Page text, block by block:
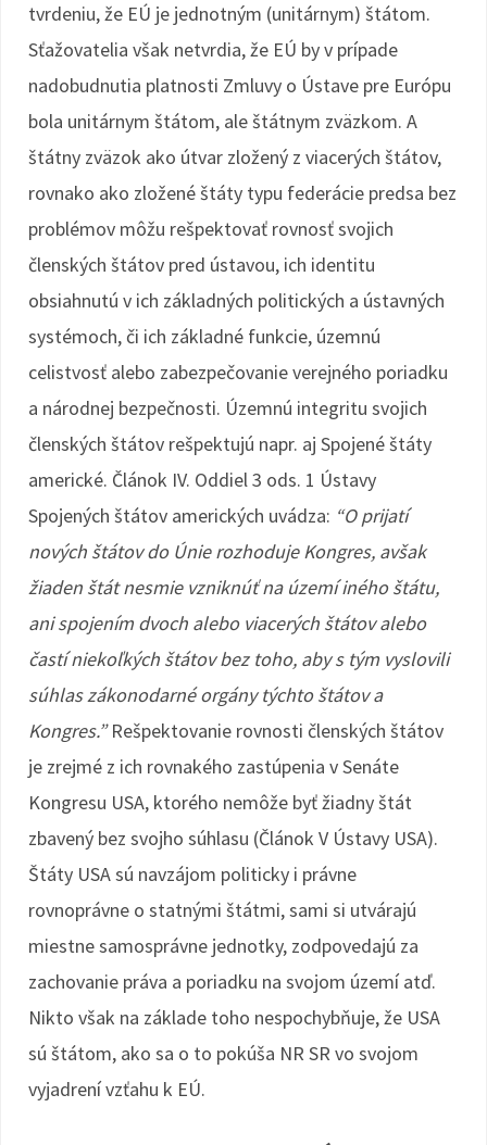
tvrdeniu, že EÚ je jednotným (unitárnym) štátom.
Sťažovatelia však netvrdia, že EÚ by v prípade
nadobudnutia platnosti Zmluvy o Ústave pre Európu
bola unitárnym štátom, ale štátnym zväzkom. A
štátny zväzok ako útvar zložený z viacerých štátov,
rovnako ako zložené štáty typu federácie predsa bez
problémov môžu rešpektovať rovnosť svojich
členských štátov pred ústavou, ich identitu
obsiahnutú v ich základných politických a ústavných
systémoch, či ich základné funkcie, územnú
celistvosť alebo zabezpečovanie verejného poriadku
a národnej bezpečnosti. Územnú integritu svojich
členských štátov rešpektujú napr. aj Spojené štáty
americké. Článok IV. Oddiel 3 ods. 1 Ústavy
Spojených štátov amerických uvádza: “O prijatí
nových štátov do Únie rozhoduje Kongres, avšak
žiaden štát nesmie vzniknúť na území iného štátu,
ani spojením dvoch alebo viacerých štátov alebo
častí niekoľkých štátov bez toho, aby s tým vyslovili
súhlas zákonodarné orgány týchto štátov a
Kongres.”Rešpektovanie rovnosti členských štátov
je zrejmé z ich rovnakého zastúpenia v Senáte
Kongresu USA, ktorého nemôže byť žiadny štát
zbavený bez svojho súhlasu (Článok V Ústavy USA).
Štáty USA sú navzájom politicky i právne
rovnoprávne o statnými štátmi, sami si utvárajú
miestne samosprávne jednotky, zodpovedajú za
zachovanie práva a poriadku na svojom území atď.
Nikto však na základe toho nespochybňuje, že USA
sú štátom, ako sa o to pokúša NR SR vo svojom
vyjadrení vzťahu k EÚ.